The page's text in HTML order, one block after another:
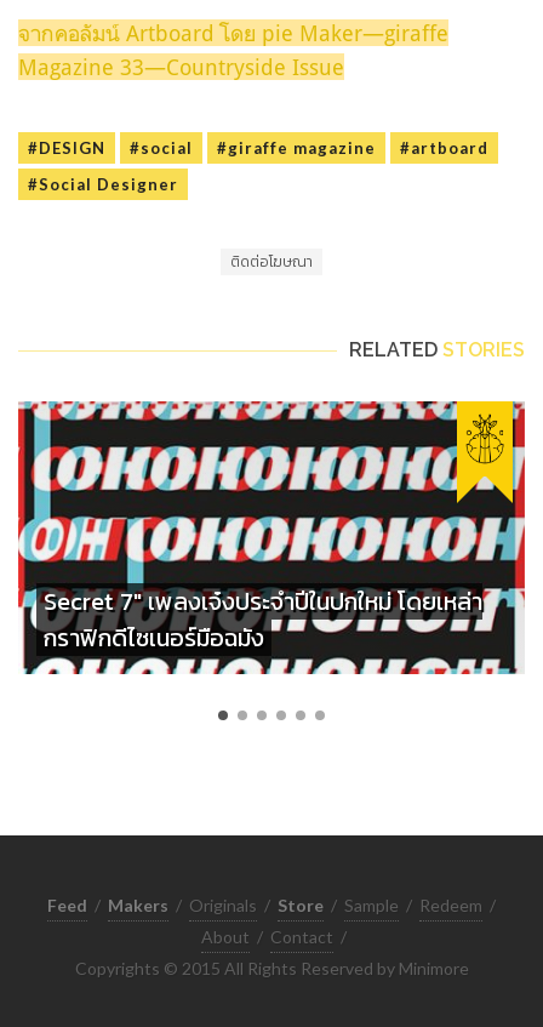
จากคอลัมน์ Artboard โดย pie Maker—giraffe
Magazine 33—Countryside Issue
#DESIGN #social #giraffe magazine
#artboard
#Social Designer
ติดต่อโฆษณา
RELATED STORIES
Secret 7" เพลงเจ๋งประจำปีในปกใหม่ โดยเหล่า
กราฟิกดีไซเนอร์มือฉมัง
Feed / Makers / Originals / Store / Sample / Redeem /
About / Contact /
Copyrights © 2015 All Rights Reserved by Minimore